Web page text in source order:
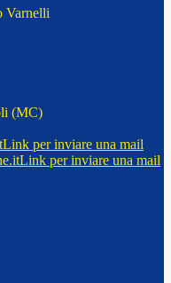
Varnelli
(MC)
Link per inviare una mail
Link per inviare una mail